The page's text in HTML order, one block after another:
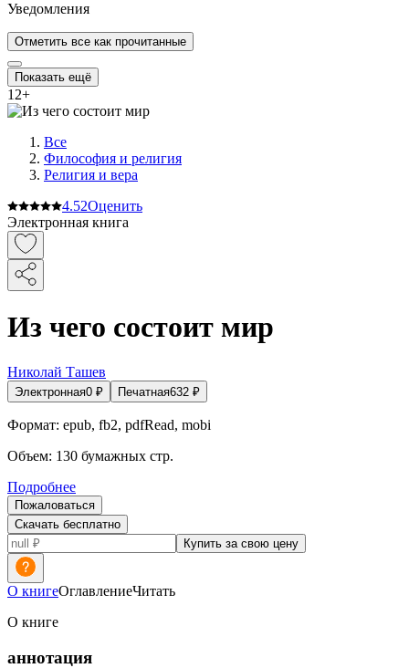
Уведомления
Отметить все как прочитанные
Показать ещё
12+
Все
Философия и религия
Религия и вера
4.52Оценить
Электронная книга
Из чего состоит мир
Николай Ташев
Электронная0 ₽ Печатная632 ₽
Формат: epub, fb2, pdfRead, mobi
Объем: 130 бумажных стр.
Подробнее
Пожаловаться
Скачать бесплатно
Купить за свою цену
О книгеОглавлениеЧитать
О книге
аннотация